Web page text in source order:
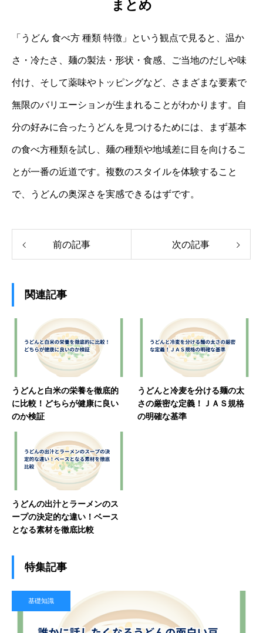
まとめ
「うどん 食べ方 種類 特徴」という観点で見ると、温か
さ・冷たさ、麺の製法・形状・食感、ご当地のだしや味
付け、そして薬味やトッピングなど、さまざまな要素で
無限のバリエーションが生まれることがわかります。自
分の好みに合ったうどんを見つけるためには、まず基本
の食べ方種類を試し、麺の種類や地域差に目を向けるこ
とが一番の近道です。複数のスタイルを体験すること
で、うどんの奥深さを実感できるはずです。
前の記事 次の記事
関連記事
うどんと白米の栄養を徹底的
に比較！どちらが健康に良い
のか検証
うどんと冷麦を分ける麺の太
さの厳密な定義！ＪＡＳ規格
の明確な基準
うどんの出汁とラーメンのス
ープの決定的な違い！ベース
となる素材を徹底比較
特集記事
基礎知識